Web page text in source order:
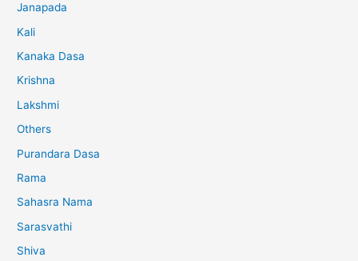
Janapada
Kali
Kanaka Dasa
Krishna
Lakshmi
Others
Purandara Dasa
Rama
Sahasra Nama
Sarasvathi
Shiva